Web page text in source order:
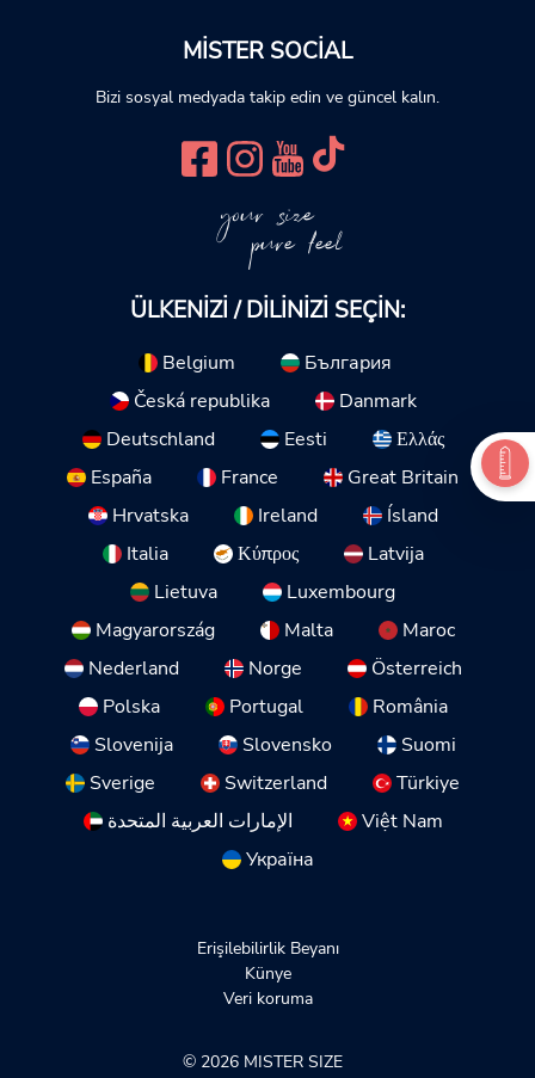
MISTER SOCIAL
Bizi sosyal medyada takip edin ve güncel kalın.
your size
pure feel
ÜLKENIZI / DILINIZI SEÇIN:
Belgium
България
Česká republika
Danmark
Deutschland
Eesti
Ελλάς
España
France
Great Britain
Hrvatska
Ireland
Ísland
Italia
Κύπρος
Latvija
Lietuva
Luxembourg
Magyarország
Malta
Maroc
Nederland
Norge
Österreich
Polska
Portugal
România
Slovenija
Slovensko
Suomi
Sverige
Switzerland
Türkiye
الإمارات العربية المتحدة
Việt Nam
Україна
Erişilebilirlik Beyanı
Künye
Veri koruma
© 2026 MISTER SIZE